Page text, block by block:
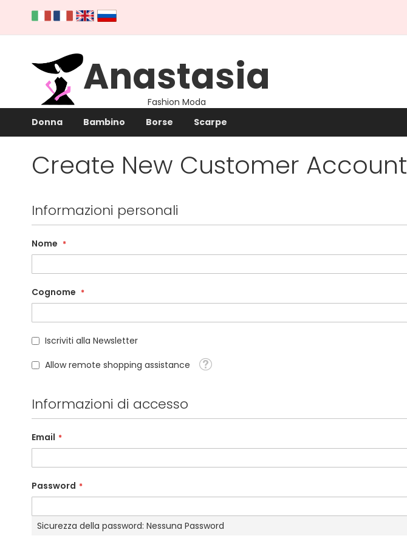
Salta
al
Anastasia
Fashion Moda
Donna Bambino Borse Scarpe
Create New Customer Account
Informazioni personali
Nome
Cognome
Iscriviti alla Newsletter
Allow remote shopping assistance
Tooltip
Informazioni di accesso
Email
Password
Sicurezza della password: Nessuna Password